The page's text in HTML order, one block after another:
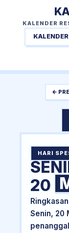
KALENDER
KALENDER
←
HARI
20
Senin, 20